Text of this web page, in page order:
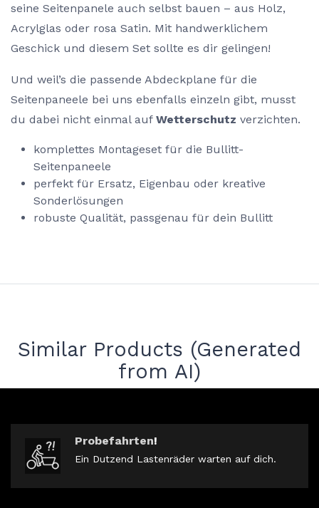
seine Seitenpanele auch selbst bauen – aus Holz,
Acrylglas oder rosa Satin. Mit handwerklichem
Geschick und diesem Set sollte es dir gelingen!
Und weil’s die passende Abdeckplane für die
Seitenpaneele bei uns ebenfalls einzeln gibt, musst
du dabei nicht einmal auf Wetterschutz verzichten.
komplettes Montageset für die Bullitt-
Seitenpaneele
perfekt für Ersatz, Eigenbau oder kreative
Sonderlösungen
robuste Qualität, passgenau für dein Bullitt
Similar Products (Generated
from AI)
Probefahrten!
Ein Dutzend Lastenräder warten auf dich.